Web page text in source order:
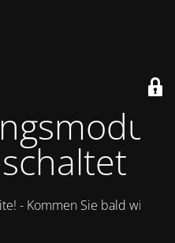
- Kommen Sie bald wieder.